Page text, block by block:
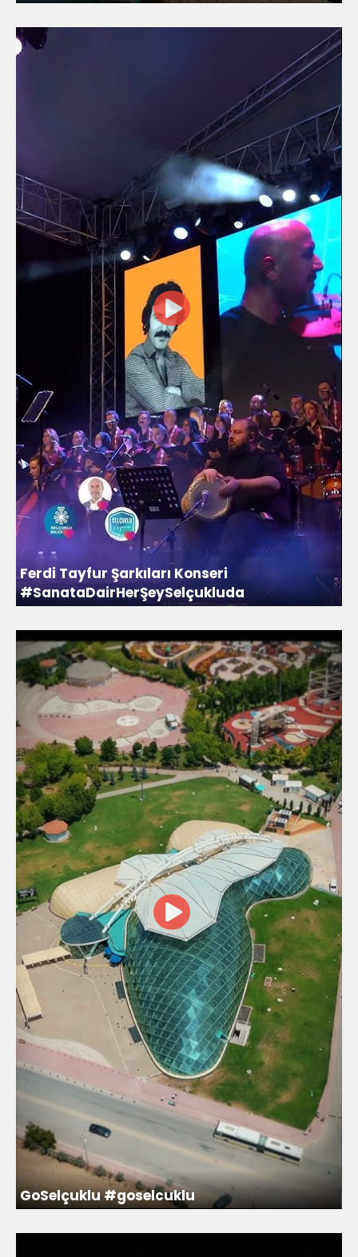
Ferdi Tayfur Şarkıları Konseri
#SanataDairHerŞeySelçukluda
GoSelçuklu #goselcuklu